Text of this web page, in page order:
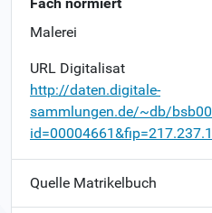
Malerei
URL Digitalisat
http://daten.digitale-
sammlungen.de/~db/
Quelle Matrikelbuch